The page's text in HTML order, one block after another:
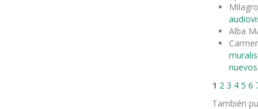
Alba
1 2 3 4 5 6
También